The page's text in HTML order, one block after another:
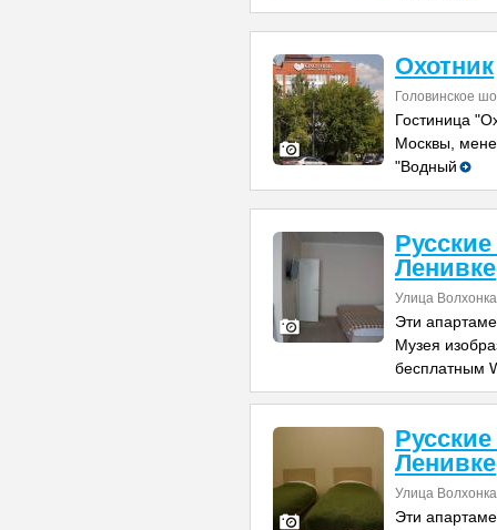
Охотник
Головинское
Гостиница
Москвы,
"Водный
Ленивке
Улица
Эти
Музея
бесплатным
Ленивке
Улица
Эти